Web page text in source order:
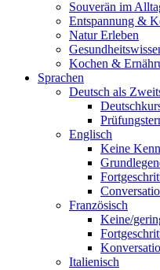
Souverän im
Entspannung &
Natur Erleben
Kochen &
Sprachen
Deutsch als
Englisch
Keine
Französisch
Keine/
Italienisch